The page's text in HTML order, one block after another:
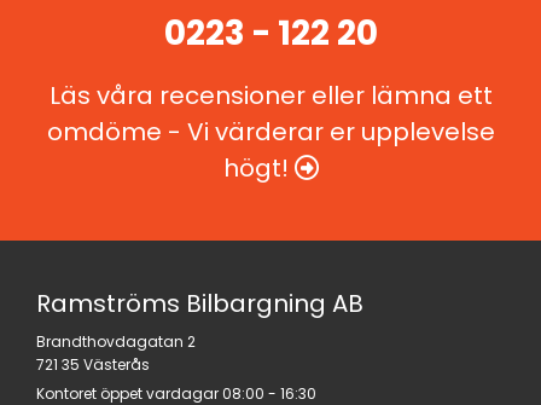
0223 - 122 20
Läs våra recensioner eller lämna ett
omdöme - Vi värderar er upplevelse
högt! 
Ramströms Bilbargning AB
Brandthovdagatan 2
721 35 Västerås
Kontoret öppet vardagar 08:00 - 16:30